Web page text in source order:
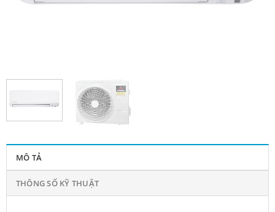
MÔ TẢ
THÔNG SỐ KỸ THUẬT